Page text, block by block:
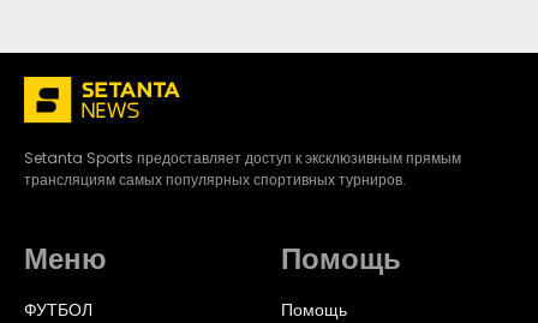
Setanta Sports предоставляет доступ к эксклюзивным прямым
трансляциям самых популярных спортивных турниров.
Меню
ФУТБОЛ
Помощь
Помощь